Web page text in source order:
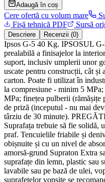
Adaugă în coș
Cere ofertă cu volum mare
Fișă tehnică PDF
Sursă
Descriere Recenzii (0)
Ipsos G-5 40 Kg. IPSOSUL G-
prealabilă a finisajelor la
suport, inclusiv umplerii unor
uscate pentru construcții, cât
carton. Poate fi utilizat în
la compresiune - minim 5
MPa; finețea pulberii
de priză (inceputul - nu mai
târziu de 30 minute).
Suprafața trebuie să fie solidă,
praf. Tencuielile friabile și
obișnuite și cu un nivel de
amorsă-grund Supraton Extra
suprafațe din lemn, plastic sau
lavabile sau pe bază de ulei,
suprafețelor vopsite se